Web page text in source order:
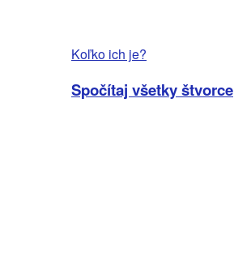
Koľko ich je?
Spočítaj všetky štvorce